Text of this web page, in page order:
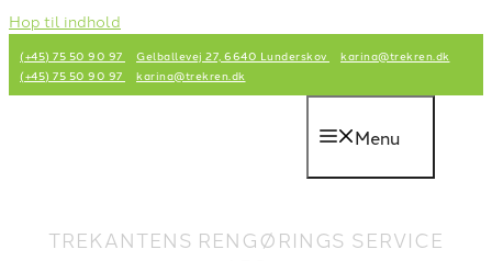
Hop til indhold
(+45) 75 50 90 97 Gelballevej 27, 6640 Lunderskov
karina@trekren.dk
(+45) 75 50 90 97
karina@trekren.dk
Menu
TREKANTENS RENGØRINGS SERVICE